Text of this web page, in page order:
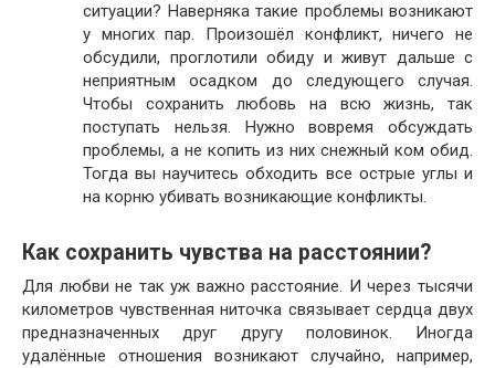
ситуации? Наверняка такие проблемы возникают
у многих пар. Произошёл конфликт, ничего не
обсудили, проглотили обиду и живут дальше с
неприятным осадком до следующего случая.
Чтобы сохранить любовь на всю жизнь, так
поступать нельзя. Нужно вовремя обсуждать
проблемы, а не копить из них снежный ком обид.
Тогда вы научитесь обходить все острые углы и
на корню убивать возникающие конфликты.
Как сохранить чувства на расстоянии?
Для любви не так уж важно расстояние. И через тысячи
километров чувственная ниточка связывает сердца двух
предназначенных друг другу половинок. Иногда
удалённые отношения возникают случайно, например,